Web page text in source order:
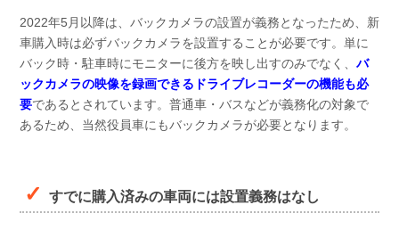
2022年5月以降は、バックカメラの設置が義務となったため、新
車購入時は必ずバックカメラを設置することが必要です。単に
バック時・駐車時にモニターに後方を映し出すのみでなく、 バ
ックカメラの映像を録画できるドライブレコーダーの機能も必
要であるとされています。普通車・バスなどが義務化の対象で
あるため、当然役員車にもバックカメラが必要となります。
すでに購入済みの車両には設置義務はなし